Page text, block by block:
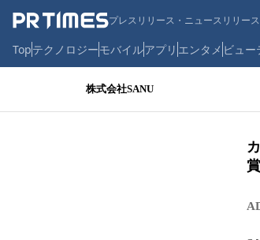
プレスリリース・ニュースリリー
Topテクノロジーモバイルアプリ エンタメ ビュー
株式会社SANU